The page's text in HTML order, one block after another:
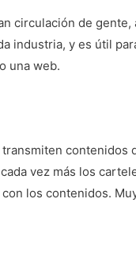
circulación de
industria, y es útil
una web.
contenidos
vez más los
los contenidos.